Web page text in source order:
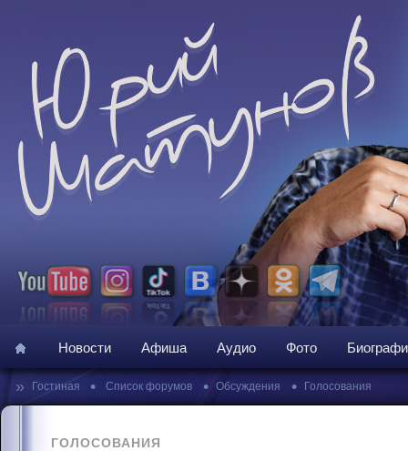
Новости Афиша Аудио Фото
» Гостиная • Список форумов • Обсуждения • Голосования
ГОЛОСОВАНИЯ